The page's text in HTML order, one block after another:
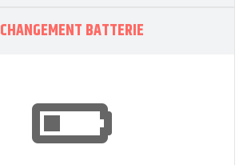
CHANGEMENT BATTERIE